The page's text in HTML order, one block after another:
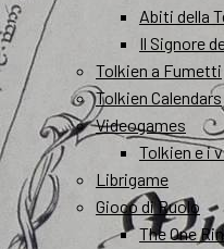
Abiti della
Il Signore
Tolkien a Fumetti
Tolkien Calendars
Videogames
Tolkien e i
Librigame
Gioco di Ruolo
The One